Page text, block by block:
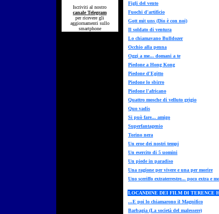
Iscriviti al nostro
canale Telegram
per ricevere gli
aggiornamenti sullo
smartphone
Figli del vento
Fuochi d'artificio
Gott mit uns (Dio è con noi)
Il soldato di ventura
Lo chiamavano Bulldozer
Occhio alla penna
Oggi a me... domani a te
Piedone a Hong Kong
Piedone d'Egitto
Piedone lo sbirro
Piedone l'africano
Quattro mosche di velluto grigio
Quo vadis
Si può fare... amigo
Superfantagenio
Torino nera
Un eroe dei nostri tempi
Un esercito di 5 uomini
Un piede in paradiso
Una ragione per vivere e una per morire
Uno sceriffo extraterrestre... poco extra e
LOCANDINE DEI FILM DI TERENCE
...E poi lo chiamarono il Magnifico
Barbagia (La società del malessere)